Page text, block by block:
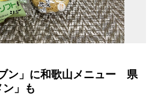
ン」に和歌山メニュー 県
」も